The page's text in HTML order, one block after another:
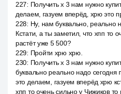
227: Получить x 3 нам нужно
делаем, газуем вперёд, хрю это
228: Ну, нам буквально, реально
Кстати, а ты заметил, что хпп то
растёт уже 5 500?
229: Пройти хрю хрю.
230: Получить x 3 нам нужно
буквально реально надо
это делаем, газуем вперёд хрю
хпп то очень сильно у Чижиков то